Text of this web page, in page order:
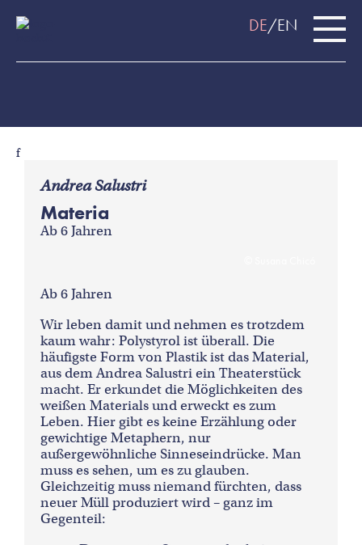
DE EN
f
Andrea Salustri
Materia
Ab 6 Jahren
Ab 6 Jahren
Wir leben damit und nehmen es trotzdem
kaum wahr: Polystyrol ist überall. Die
häufigste Form von Plastik ist das Material,
aus dem Andrea Salustri ein Theaterstück
macht. Er erkundet die Möglichkeiten des
weißen Materials und erweckt es zum
Leben. Hier gibt es keine Erzählung oder
gewichtige Metaphern, nur
außergewöhnliche Sinneseindrücke. Man
muss es sehen, um es zu glauben.
Gleichzeitig muss niemand fürchten, dass
neuer Müll produziert wird – ganz im
Gegenteil: